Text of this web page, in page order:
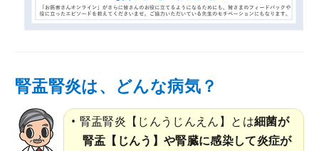
腎盂腎炎は、どんな病気？
腎盂腎炎【じんうじんえん】とは細菌が
腎盂【じんう】や腎臓に感染して炎症が